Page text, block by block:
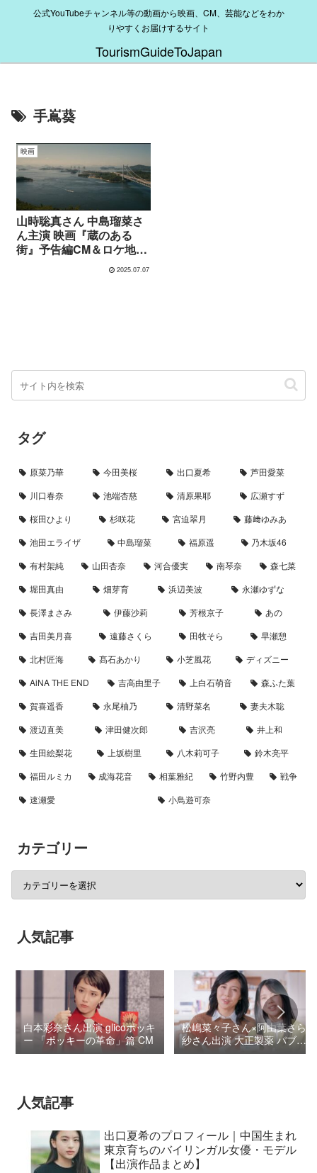
公式YouTubeチャンネル等の動画から映画、CM、芸能などをわか
りやすくお届けするサイト
TourismGuideToJapan
手嶌葵
映画
山時聡真さん 中島瑠菜さ
ん主演 映画『蔵のある
街』予告編CM＆ロケ地情
報 主題歌 手嶌葵さん
『風につつまれて』
2025.07.07
タグ
原菜乃華 今田美桜 出口夏希
芦田愛菜
川口春奈
池端杏慈 清原果耶
広瀬すず
桜田ひより
杉咲花 宮迫翠月
藤﨑ゆみあ
池田エライザ
中島瑠菜 福原遥
乃木坂46
有村架純
山田杏奈 河合優実 南琴奈
森七菜
堀田真由
畑芽育 浜辺美波
永瀬ゆずな
長澤まさみ
伊藤沙莉 芳根京子
あの
吉田美月喜
遠藤さくら 田牧そら
早瀬憩
北村匠海
髙石あかり 小芝風花
ディズニー
AiNA THE END
吉高由里子 上白石萌音
森ふた葉
賀喜遥香
永尾柚乃 清野菜名
妻夫木聡
渡辺直美
津田健次郎 吉沢亮
井上和
生田絵梨花
上坂樹里 八木莉可子
鈴木亮平
福田ルミカ
成海花音 相葉雅紀 竹野内豊
戦争
速瀬愛
小鳥遊可奈
カテゴリー
人気記事
白本彩奈さん出演 glicoポッキ
ー 「ポッキーの革命」篇 CM
松嶋菜々子さん×阿由葉さら
紗さん出演 大正製薬 パブロ
ンSゴールドW『いましよう
人気記事
出口夏希のプロフィール｜中国生まれ
東京育ちのバイリンガル女優・モデル
【出演作品まとめ】